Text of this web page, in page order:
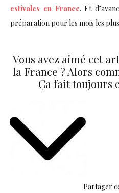
estivales en France. Et
préparation pour les mois les plus
Vous avez aimé cet
la France ? Alors
Ça fait toujours
Partager